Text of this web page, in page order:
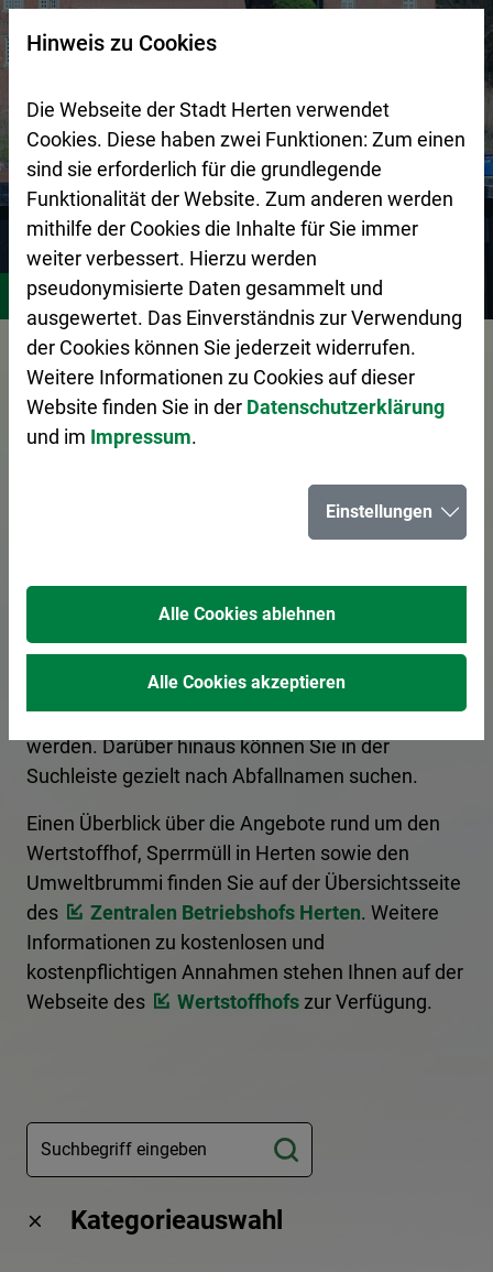
Zur Startseite (Schnelltaste 0)
Zum Seitenanfang springen (Schnelltaste A)
Zur Navigation/Menü springen (Schnelltaste M)
Zur Suche springen (Schnelltaste 8)
Zum Inhalt springen (Schnelltaste I)
Zum Fußbereich springen (Schnelltaste Z)
Stadtgestaltung Zentraler Betriebshof Herten (ZBH)
Vorlesen
Das Abfall-ABC
Hier erhalten Sie Informationen zur korrekten
Entsorgung von Abfällen. Ein Kategoriefilter
sortiert die Begriffe nach Entsorgungsart, und es
kann nach den Anfangsbuchstaben gefiltert
werden. Darüber hinaus können Sie in der
Suchleiste gezielt nach Abfallnamen suchen.
Einen Überblick über die Angebote rund um den
Wertstoffhof, Sperrmüll in Herten sowie den
Umweltbrummi finden Sie auf der Übersichtsseite
des
Zentralen Betriebshofs Herten. Weitere
Informationen zu kostenlosen und
kostenpflichtigen Annahmen stehen Ihnen auf der
Webseite des
Wertstoffhofs zur Verfügung.
Kategorieauswahl
Suchseite mit Schnellsuche
Hinweis zu Cookies
Die Webseite der Stadt Herten verwendet
Cookies. Diese haben zwei Funktionen: Zum einen
sind sie erforderlich für die grundlegende
Funktionalität der Website. Zum anderen werden
mithilfe der Cookies die Inhalte für Sie immer
weiter verbessert. Hierzu werden
pseudonymisierte Daten gesammelt und
ausgewertet. Das Einverständnis zur Verwendung
der Cookies können Sie jederzeit widerrufen.
Weitere Informationen zu Cookies auf dieser
Website finden Sie in der Datenschutzerklärung
und im Impressum.
Einstellungen
Alle Cookies ablehnen
Alle Cookies akzeptieren